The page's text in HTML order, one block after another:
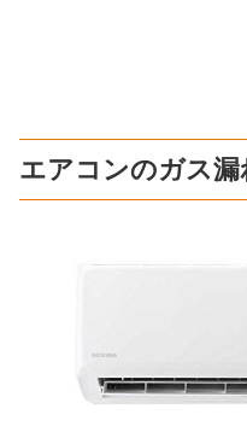
エアコンのガス漏